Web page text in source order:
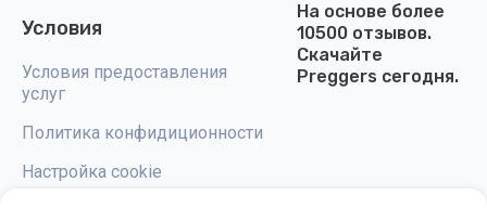
Условия
Условия предоставления
услуг
Политика конфидиционности
Настройка cookie
На основе более
10500 отзывов.
Скачайте
Preggers сегодня.